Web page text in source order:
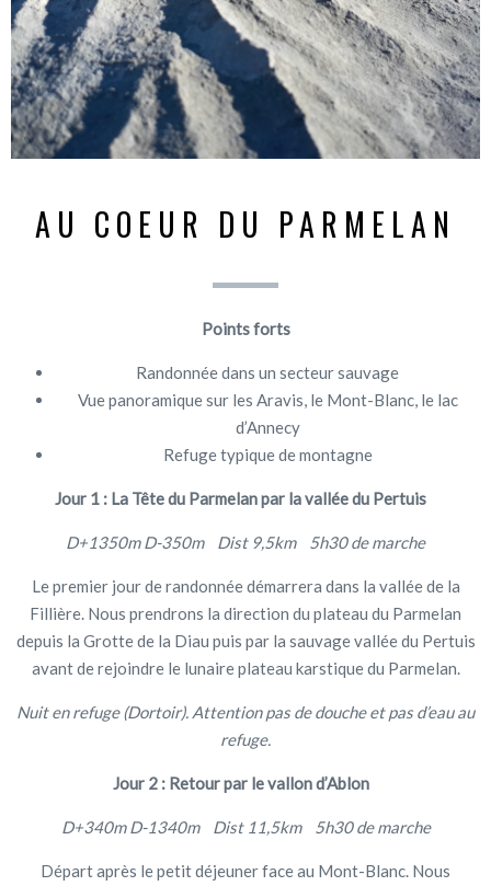
AU COEUR DU PARMELAN
Points forts
Randonnée dans un secteur sauvage
Vue panoramique sur les Aravis, le Mont-Blanc, le lac
d’Annecy
Refuge typique de montagne
Jour 1 : La Tête du Parmelan par la vallée du Pertuis
D+1350m D-350m Dist 9,5km 5h30 de marche
Le premier jour de randonnée démarrera dans la vallée de la
Fillière. Nous prendrons la direction du plateau du Parmelan
depuis la Grotte de la Diau puis par la sauvage vallée du Pertuis
avant de rejoindre le lunaire plateau karstique du Parmelan.
Nuit en refuge (Dortoir). Attention pas de douche et pas d’eau au
refuge.
Jour 2 : Retour par le vallon d’Ablon
D+340m D-1340m Dist 11,5km 5h30 de marche
Départ après le petit déjeuner face au Mont-Blanc. Nous